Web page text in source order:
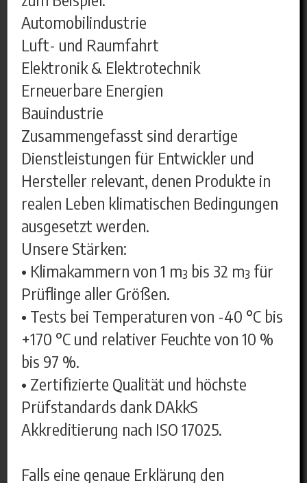
Automobilindustrie
Luft- und Raumfahrt
Elektronik & Elektrotechnik
Erneuerbare Energien
Bauindustrie
Zusammengefasst sind derartige
Dienstleistungen für Entwickler und
Hersteller relevant, denen Produkte in
realen Leben klimatischen Bedingungen
ausgesetzt werden.
Unsere Stärken:
• Klimakammern von 1 m³ bis 32 m³ für
Prüflinge aller Größen.
• Tests bei Temperaturen von -40 °C bis
+170 °C und relativer Feuchte von 10 %
bis 97 %.
• Zertifizierte Qualität und höchste
Prüfstandards dank DAkkS
Akkreditierung nach ISO 17025.
Falls eine genaue Erklärung den